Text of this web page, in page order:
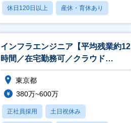
休日120日以上 産休・育休あり
月残業20時間以内
インフラエンジニア【平均残業約12
時間／在宅勤務可／クラウド
（AWS,Azure,等）に携われる】
東京都
380万~600万
正社員採用 土日祝休み